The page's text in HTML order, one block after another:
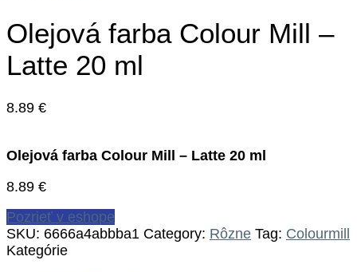
Olejová farba Colour Mill –
Latte 20 ml
8.89 €
Olejová farba Colour Mill – Latte 20 ml
8.89 €
Pozrieť v eshope
SKU: 6666a4abbba1 Category: Rôzne Tag: Colourmill
Kategórie